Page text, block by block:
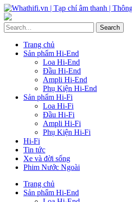
Trang chủ
Sản phẩm Hi-End
Loa Hi-End
Đầu Hi-End
Ampli Hi-End
Phụ Kiện Hi-End
Sản phẩm Hi-Fi
Loa Hi-Fi
Đầu Hi-Fi
Ampli Hi-Fi
Phụ Kiện Hi-Fi
Hi-Fi
Tin tức
Xe và đời sống
Phim Nước Ngoài
Trang chủ
Sản phẩm Hi-End